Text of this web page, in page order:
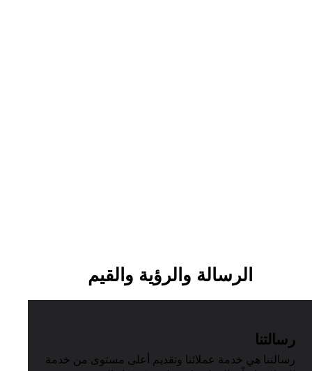
الرسالة والرؤية والقيم
رسالتنا
رسالتنا هي خدمة عملائنا وتقديم أعلى مستوى من خدمة